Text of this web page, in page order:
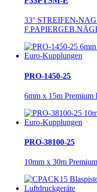
33° STREIFEN-
PRO-1450-25
6mm x 15m
PRO-38100-25
10mm x 30m